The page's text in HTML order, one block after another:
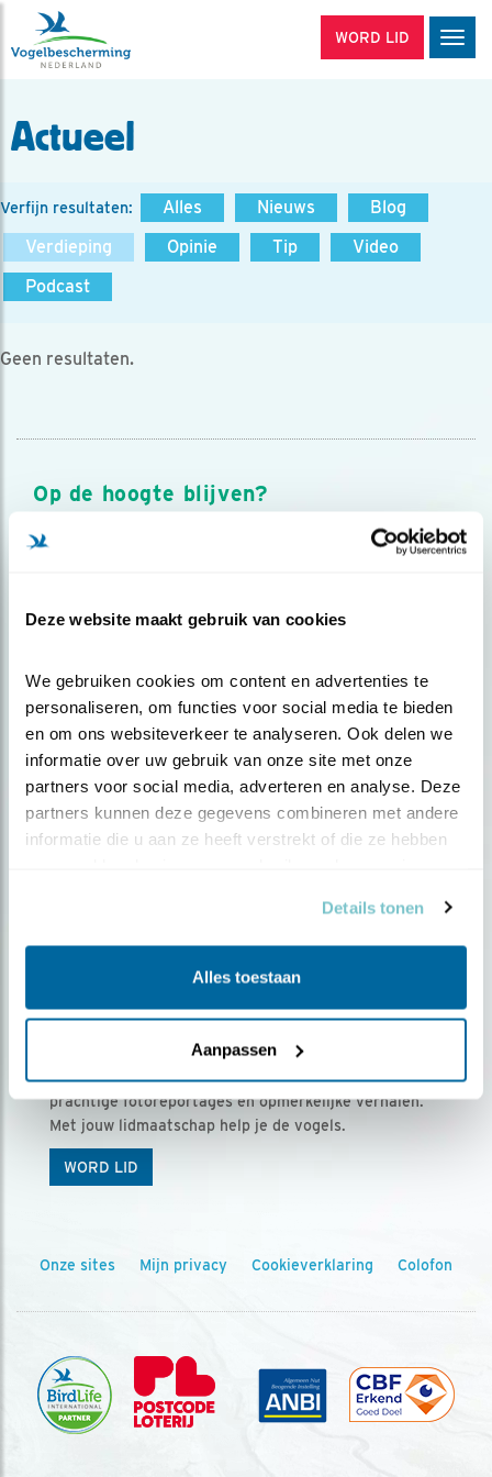
Deze website maakt gebruik van cookies
We gebruiken cookies om content en advertenties te
personaliseren, om functies voor social media te bieden
en om ons websiteverkeer te analyseren. Ook delen we
informatie over uw gebruik van onze site met onze
partners voor social media, adverteren en analyse. Deze
partners kunnen deze gegevens combineren met andere
informatie die u aan ze heeft verstrekt of die ze hebben
Details tonen
Alles toestaan
Aanpassen
WORD LID
Actueel
Verfijn resultaten: Alles Nieuws
Blog
Verdieping
Opinie Tip
Video
Podcast
Geen resultaten.
Op de hoogte blijven?
Meld je aan en ontvang nieuws, inspiratie, acties en tips
over vogels en activiteiten van Vogelbescherming.
Ontvang 5 x Vogels voor € 36,00 per jaar
Vogels is het tijdschrift voor onze leden, met
prachtige fotoreportages en opmerkelijke verhalen.
Met jouw lidmaatschap help je de vogels.
WORD LID
Onze sites Mijn privacy Cookieverklaring Colofon